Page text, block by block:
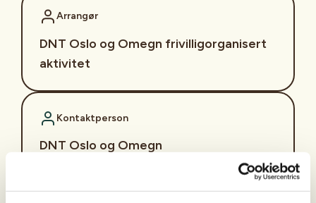
Arrangør
DNT Oslo og Omegn frivilligorganisert
aktivitet
Kontaktperson
DNT Oslo og Omegn